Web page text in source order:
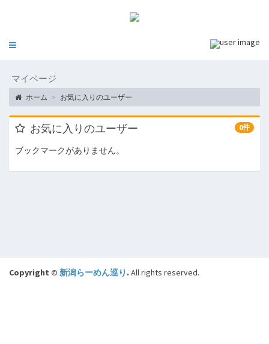
Toggle
マイページ
ホーム お気に入りのユーザー
お気に入りのユーザー 0件
ブックマークがありません。
Copyright © 新潟らーめん巡り . All rights reserved.